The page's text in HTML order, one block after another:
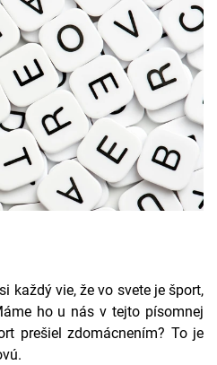
každý vie, že vo svete je šport,
ho u nás v tejto písomnej
prešiel zdomácnením? To je